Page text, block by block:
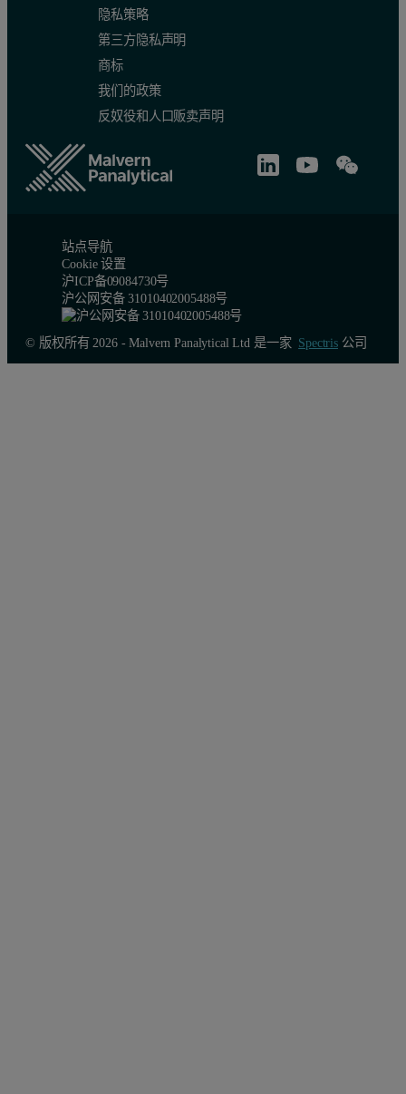
隐私策略
第三方隐私声明
商标
我们的政策
反奴役和人口贩卖声明
站点导航
Cookie 设置
沪ICP备09084730号
沪公网安备 31010402005488号
© 版权所有 2026 - Malvern Panalytical Ltd 是一家 Spectris公司